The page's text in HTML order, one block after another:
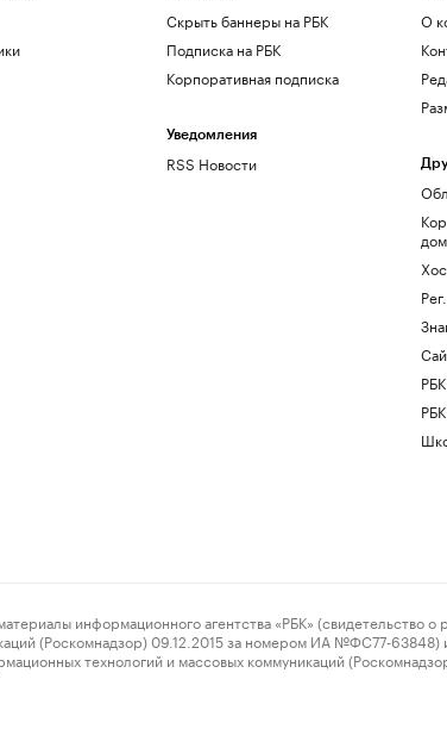
Скрыть баннеры на РБК
Подписка на РБК
Корпоративная подписка
Уведомления
RSS Новости
О
информационного агентства «РБК» (свидетельство о
(Роскомнадзор) 09.12.2015 за номером ИА №ФС77-63848)
технологий и массовых коммуникаций